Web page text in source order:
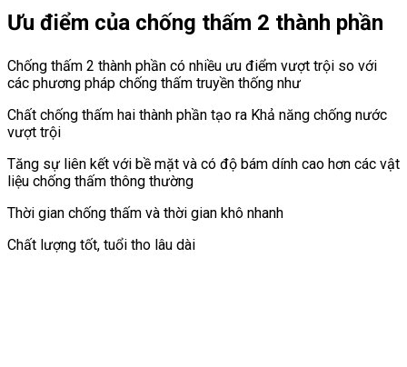
Ưu điểm của chống thấm 2 thành phần
Chống thấm 2 thành phần có nhiều ưu điểm vượt trội so với
các phương pháp chống thấm truyền thống như
Chất chống thấm hai thành phần tạo ra Khả năng chống nước
vượt trội
Tăng sự liên kết với bề mặt và có độ bám dính cao hơn các vật
liệu chống thấm thông thường
Thời gian chống thấm và thời gian khô nhanh
Chất lượng tốt, tuổi tho lâu dài